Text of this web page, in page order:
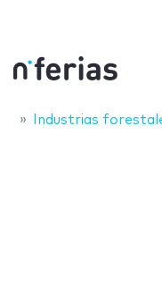
Industrias